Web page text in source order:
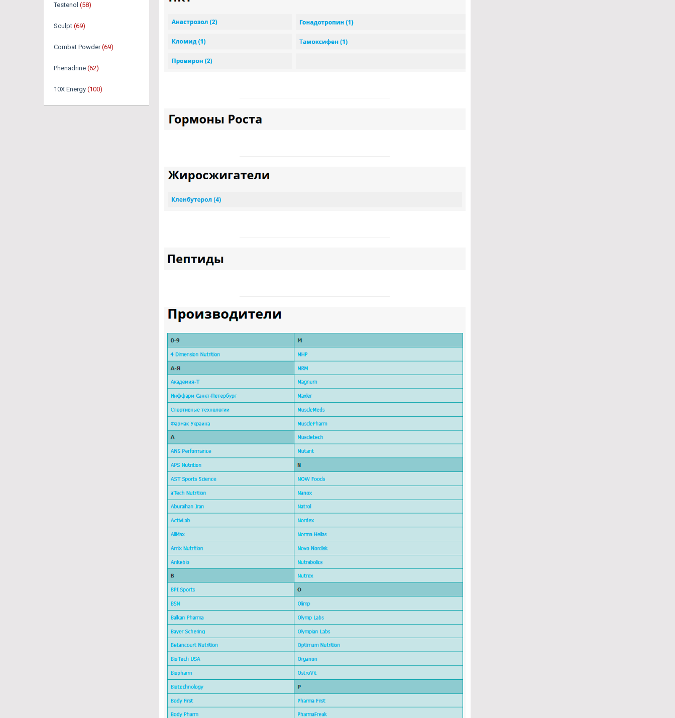
Testenol (58)
Sculpt (69)
Combat Powder (69)
Phenadrine (62)
10X Energy (100)